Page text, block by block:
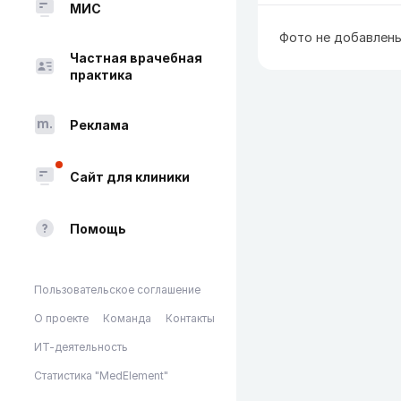
МИС
Частная врачебная
практика
Реклама
Сайт для клиники
Помощь
Пользовательское соглашение
О проекте Команда Контакты
ИТ-деятельность
Статистика "MedElement"
Фото не